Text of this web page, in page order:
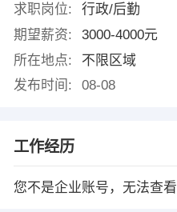
求职岗位:
行政/后勤
期望薪资:
3000-4000元
所在地点:
不限区域
发布时间:
08-08
工作经历
您不是企业账号，无法查看